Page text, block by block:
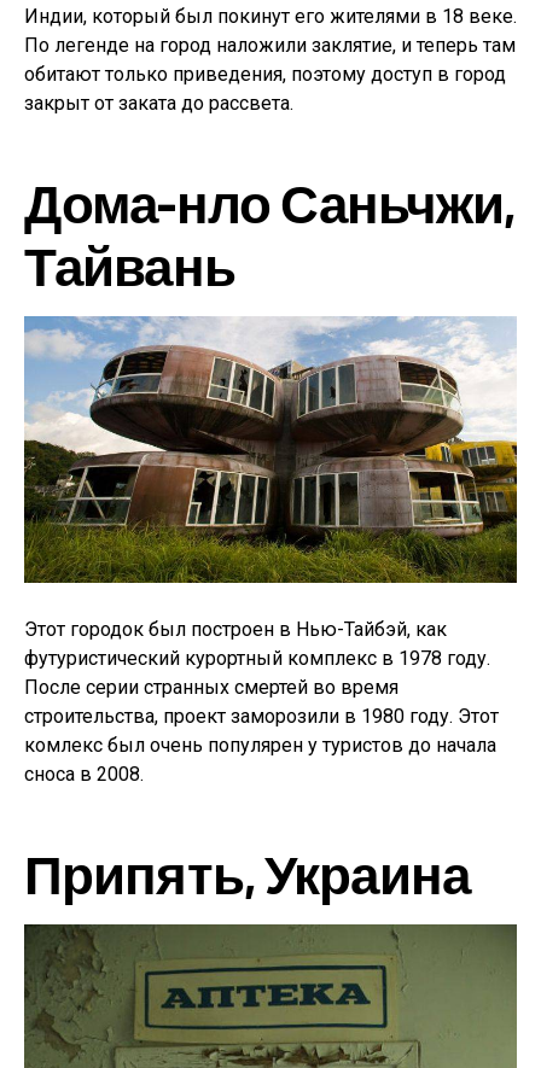
Индии, который был покинут его жителями в 18 веке.
По легенде на город наложили заклятие, и теперь там
обитают только приведения, поэтому доступ в город
закрыт от заката до рассвета.
Дома-нло Саньчжи,
Тайвань
Этот городок был построен в Нью-Тайбэй, как
футуристический курортный комплекс в 1978 году.
После серии странных смертей во время
строительства, проект заморозили в 1980 году. Этот
комлекс был очень популярен у туристов до начала
сноса в 2008.
Припять, Украина